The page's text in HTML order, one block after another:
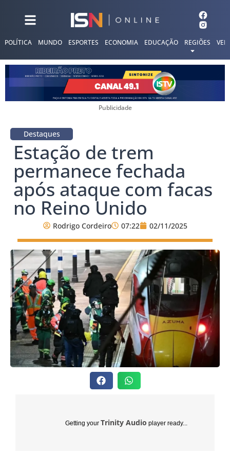
POLÍTICA MUNDO ESPORTES ECONOMIA EDUCAÇÃO REGIÕES
Publicidade
Destaques
Estação de trem
permanece fechada
após ataque com facas
no Reino Unido
Rodrigo Cordeiro 07:22 02/11/2025
Getting your Trinity Audio player ready...